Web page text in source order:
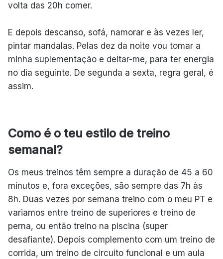
volta das 20h comer.
E depois descanso, sofá, namorar e às vezes ler,
pintar mandalas. Pelas dez da noite vou tomar a
minha suplementação e deitar-me, para ter energia
no dia seguinte. De segunda a sexta, regra geral, é
assim.
Como é o teu estilo de treino
semanal?
Os meus treinos têm sempre a duração de 45 a 60
minutos e, fora exceções, são sempre das 7h às
8h. Duas vezes por semana treino com o meu PT e
variamos entre treino de superiores e treino de
perna, ou então treino na piscina (super
desafiante). Depois complemento com um treino de
corrida, um treino de circuito funcional e um aula